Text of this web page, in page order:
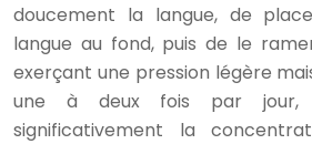
doucement la langue, de
langue au fond, puis de le
exerçant une pression légère
une à deux fois par jour,
significativement la